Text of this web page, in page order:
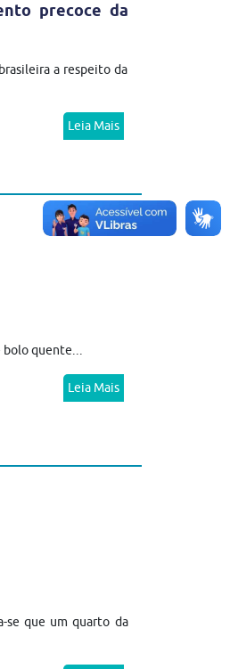
precoce da
a respeito da
Leia Mais
quente...
Leia Mais
se que um quarto da